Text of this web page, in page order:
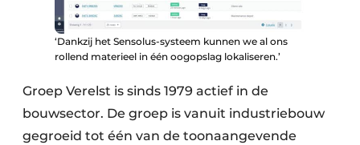
‘Dankzij het Sensolus-systeem kunnen we al ons
rollend materieel in één oogopslag lokaliseren.’
Groep Verelst is sinds 1979 actief in de
bouwsector. De groep is vanuit industriebouw
gegroeid tot één van de toonaangevende